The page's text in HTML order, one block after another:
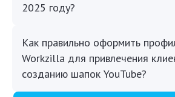
2025 году?
Как правильно оформить
Workzilla для привлечения
созданию шапок YouTube?